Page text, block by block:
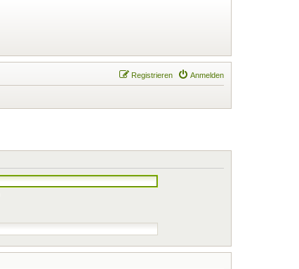
Anmelden
Registrieren